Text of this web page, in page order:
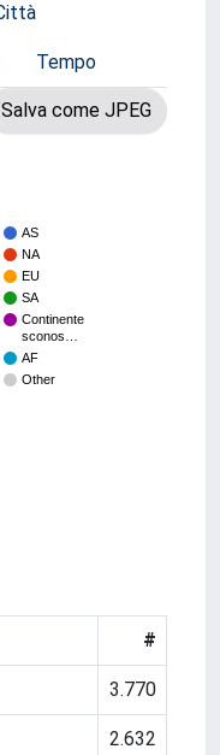
Tempo
Salva come JPEG
AS
NA
EU
SA
Continente
sconos…
AF
Other
#
3.770
2.632